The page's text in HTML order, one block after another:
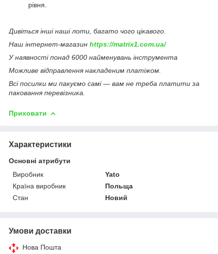
рівня.
Дивіться інші наші лоти, багато чого цікавого.
Наш інтернет-магазин https://matrix1.com.ua/
У наявності понад 6000 найменувань інструмента
Можливе відправлення накладеним платіжом.
Всі посилки ми пакуємо самі — вам не треба платити за
паковання перевізника.
Приховати
Характеристики
Основні атрибути
Виробник
Yato
Країна виробник
Польща
Стан
Новий
Умови доставки
Нова Пошта